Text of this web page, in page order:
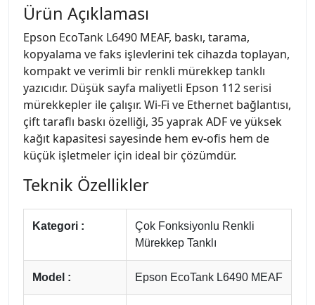
Ürün Açıklaması
Epson EcoTank L6490 MEAF, baskı, tarama,
kopyalama ve faks işlevlerini tek cihazda toplayan,
kompakt ve verimli bir renkli mürekkep tanklı
yazıcıdır. Düşük sayfa maliyetli Epson 112 serisi
mürekkepler ile çalışır. Wi-Fi ve Ethernet bağlantısı,
çift taraflı baskı özelliği, 35 yaprak ADF ve yüksek
kağıt kapasitesi sayesinde hem ev-ofis hem de
küçük işletmeler için ideal bir çözümdür.
Teknik Özellikler
Kategori :
Çok Fonksiyonlu Renkli
Mürekkep Tanklı
Model : Epson EcoTank L6490 MEAF